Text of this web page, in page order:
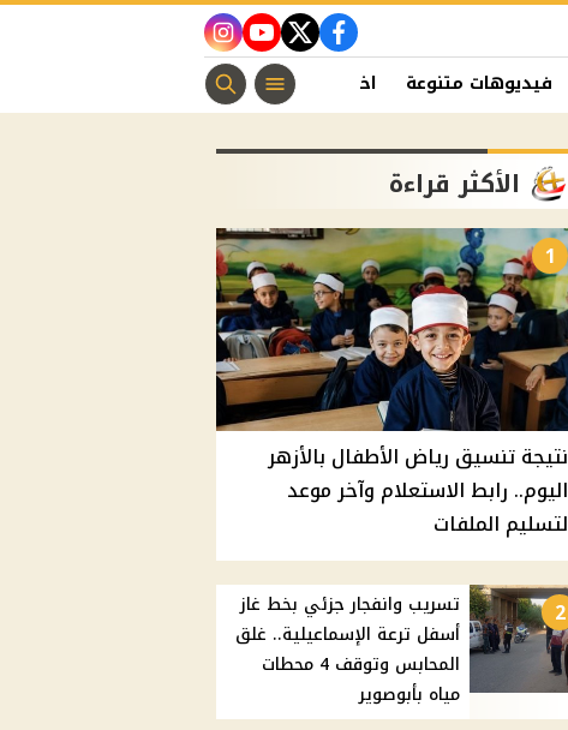
facebook
twitter
youtube
instagram
فيديوهات متنوعة اخبار الفن منوعات مسيحية
الأكثر قراءة
1
نتيجة تنسيق رياض الأطفال بالأزهر
اليوم.. رابط الاستعلام وآخر موعد
لتسليم الملفات
2
تسريب وانفجار جزئي بخط غاز
أسفل ترعة الإسماعيلية.. غلق
المحابس وتوقف 4 محطات
مياه بأبوصوير